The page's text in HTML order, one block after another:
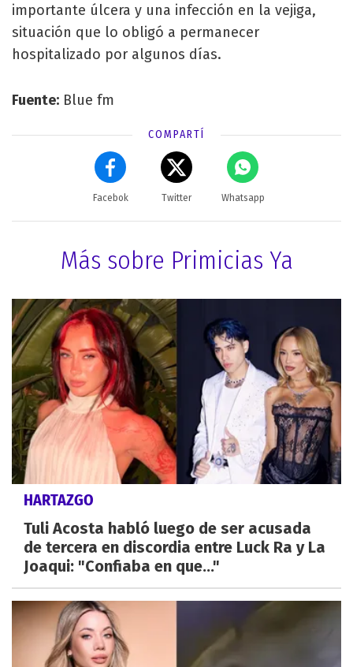
importante úlcera y una infección en la vejiga,
situación que lo obligó a permanecer
hospitalizado por algunos días.
Fuente: Blue fm
COMPARTÍ
Facebok Twitter Whatsapp
Más sobre Primicias Ya
HARTAZGO
Tuli Acosta habló luego de ser acusada
de tercera en discordia entre Luck Ra y La
Joaqui: "Confiaba en que..."